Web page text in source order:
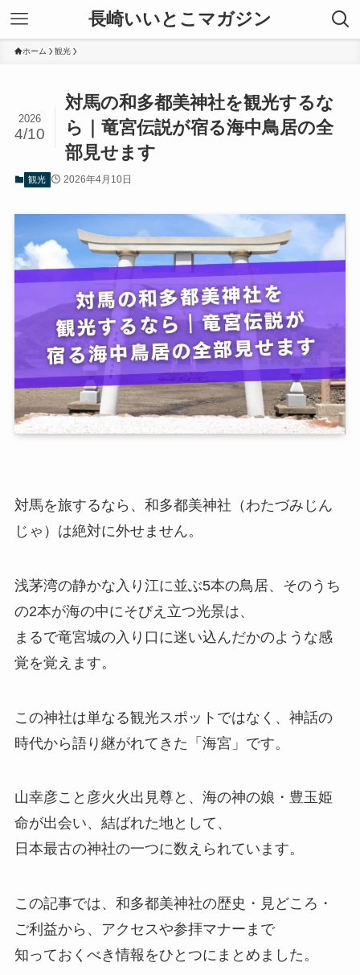
長崎いいとこマガジン
ホーム 観光
対馬の和多都美神社を観光するな
ら｜竜宮伝説が宿る海中鳥居の全
部見せます
2026
4/10
観光 2026年4月10日
対馬を旅するなら、和多都美神社（わたづみじん
じゃ）は絶対に外せません。
浅茅湾の静かな入り江に並ぶ5本の鳥居、そのうち
の2本が海の中にそびえ立つ光景は、
まるで竜宮城の入り口に迷い込んだかのような感
覚を覚えます。
この神社は単なる観光スポットではなく、神話の
時代から語り継がれてきた「海宮」です。
山幸彦こと彦火火出見尊と、海の神の娘・豊玉姫
命が出会い、結ばれた地として、
日本最古の神社の一つに数えられています。
この記事では、和多都美神社の歴史・見どころ・
ご利益から、アクセスや参拝マナーまで
知っておくべき情報をひとつにまとめました。